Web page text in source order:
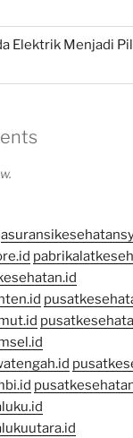
Elektrik Menjadi